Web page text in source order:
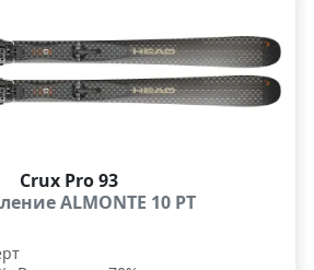
Crux Pro 93
ALMONTE 10 PT